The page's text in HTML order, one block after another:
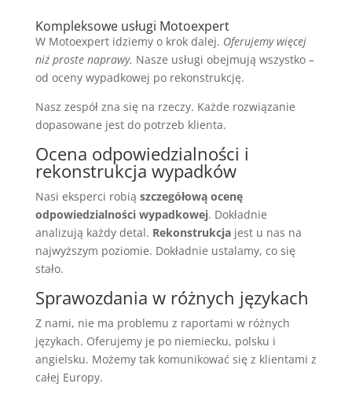
Kompleksowe usługi Motoexpert
W Motoexpert idziemy o krok dalej. Oferujemy więcej
niż proste naprawy. Nasze usługi obejmują wszystko –
od oceny wypadkowej po rekonstrukcję.
Nasz zespół zna się na rzeczy. Każde rozwiązanie
dopasowane jest do potrzeb klienta.
Ocena odpowiedzialności i
rekonstrukcja wypadków
Nasi eksperci robią szczegółową ocenę
odpowiedzialności wypadkowej. Dokładnie
analizują każdy detal. Rekonstrukcjajest u nas na
najwyższym poziomie. Dokładnie ustalamy, co się
stało.
Sprawozdania w różnych językach
Z nami, nie ma problemu z raportami w różnych
językach. Oferujemy je po niemiecku, polsku i
angielsku. Możemy tak komunikować się z klientami z
całej Europy.